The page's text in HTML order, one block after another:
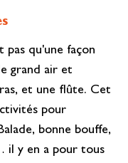
pas qu'une façon
grand air et
et une flûte. Cet
pour
bonne bouffe,
il y en a pour tous